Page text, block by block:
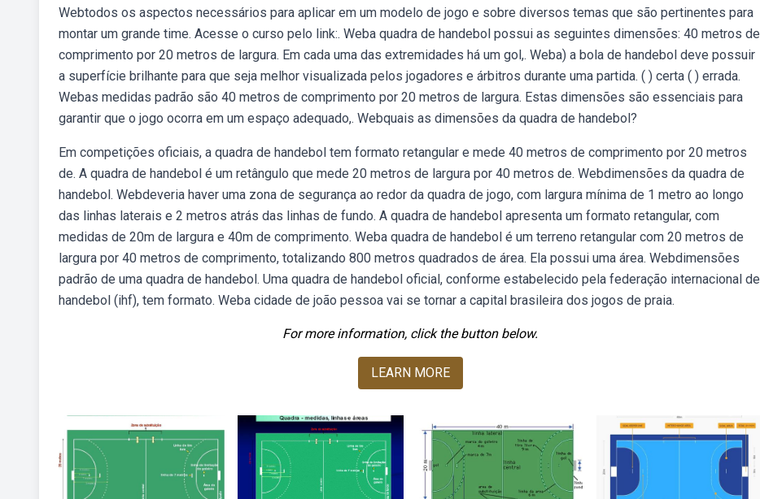
Webtodos os aspectos necessários para aplicar em um modelo de jogo e sobre diversos temas que são pertinentes para
montar um grande time. Acesse o curso pelo link:. Weba quadra de handebol possui as seguintes dimensões: 40 metros de
comprimento por 20 metros de largura. Em cada uma das extremidades há um gol,. Weba) a bola de handebol deve possuir
a superfície brilhante para que seja melhor visualizada pelos jogadores e árbitros durante uma partida. ( ) certa ( ) errada.
Webas medidas padrão são 40 metros de comprimento por 20 metros de largura. Estas dimensões são essenciais para
garantir que o jogo ocorra em um espaço adequado,. Webquais as dimensões da quadra de handebol?
Em competições oficiais, a quadra de handebol tem formato retangular e mede 40 metros de comprimento por 20 metros
de. A quadra de handebol é um retângulo que mede 20 metros de largura por 40 metros de. Webdimensões da quadra de
handebol. Webdeveria haver uma zona de segurança ao redor da quadra de jogo, com largura mínima de 1 metro ao longo
das linhas laterais e 2 metros atrás das linhas de fundo. A quadra de handebol apresenta um formato retangular, com
medidas de 20m de largura e 40m de comprimento. Weba quadra de handebol é um terreno retangular com 20 metros de
largura por 40 metros de comprimento, totalizando 800 metros quadrados de área. Ela possui uma área. Webdimensões
padrão de uma quadra de handebol. Uma quadra de handebol oficial, conforme estabelecido pela federação internacional de
handebol (ihf), tem formato. Weba cidade de joão pessoa vai se tornar a capital brasileira dos jogos de praia.
For more information, click the button below.
LEARN MORE